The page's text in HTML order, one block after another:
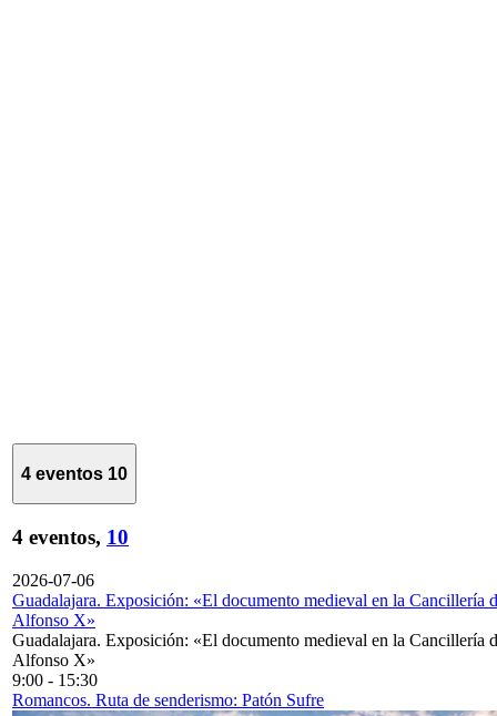
4 eventos 10
4 eventos, 10
2026-07-06
Guadalajara. Exposición: «El documento medieval en la Cancillería
Alfonso X»
Guadalajara. Exposición: «El documento medieval en la Cancillería
Alfonso X»
9:00 - 15:30
Romancos. Ruta de senderismo: Patón Sufre